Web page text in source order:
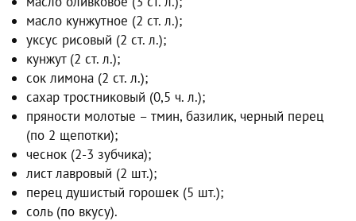
масло кунжутное (2 ст. л.);
уксус рисовый (2 ст. л.);
кунжут (2 ст. л.);
сок лимона (2 ст. л.);
сахар тростниковый (0,5 ч. л.);
пряности молотые – тмин, базилик, черный перец
(по 2 щепотки);
чеснок (2-3 зубчика);
лист лавровый (2 шт.);
перец душистый горошек (5 шт.);
соль (по вкусу).